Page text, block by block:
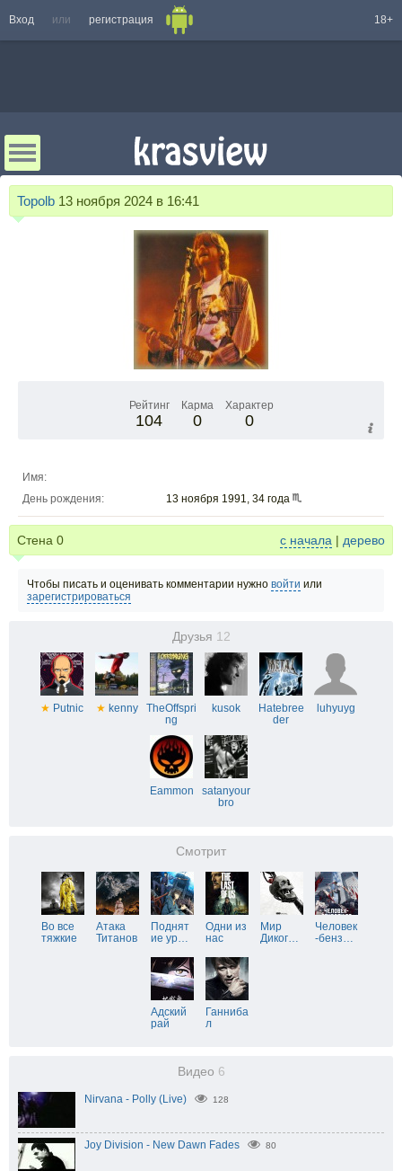
Вход или регистрация 18+
Topolb 13 ноября 2024 в 16:41
Рейтинг
104
Карма
0
Характер
0
Имя:
День рождения:
13 ноября 1991, 34 года
Стена 0 с начала | дерево
Чтобы писать и оценивать комментарии нужно войти или
зарегистрироваться
Друзья 12
★ Putnic ★ kenny
TheOffspri
ng
kusok
Hatebree
der
luhyuyg
Eammon
satanyour
bro
Смотрит
Во все
тяжкие
Атака
Титанов
Поднят
ие ур…
Одни из
нас
Мир
Диког…
Человек
-бенз…
Адский
рай
Ганниба
л
Видео 6
Nirvana - Polly (Live) 128
Joy Division - New Dawn Fades 80